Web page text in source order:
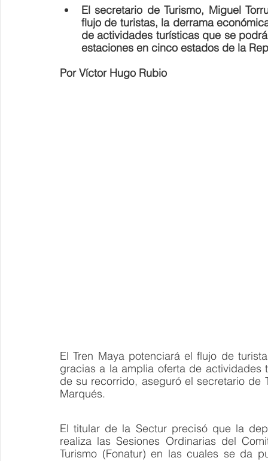
El secretario de Turismo, Miguel
flujo de turistas, la derrama
de actividades turísticas que se
estaciones en cinco estados de la
Por Víctor Hugo Rubio
El Tren Maya potenciará el flujo de
gracias a la amplia oferta de
de su recorrido, aseguró el secretario de
Marqués.
El titular de la Sectur precisó que la
realiza las Sesiones Ordinarias del
Turismo (Fonatur) en las cuales se da